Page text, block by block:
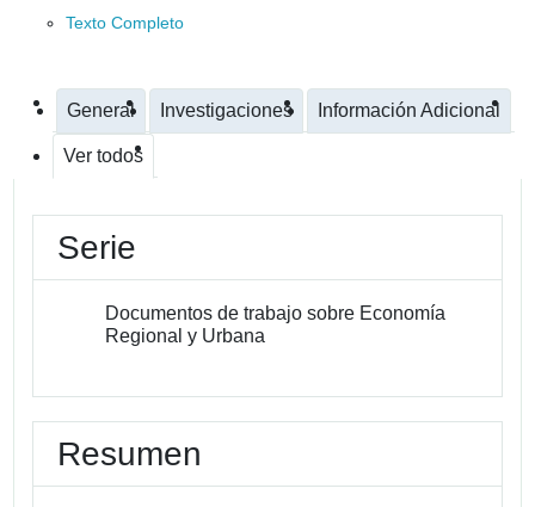
Texto Completo
General Investigaciones Información Adicional
Ver todos
Serie
Documentos de trabajo sobre Economía
Regional y Urbana
Resumen